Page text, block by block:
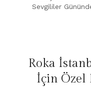
Sevgililer
Roka
İçin Özel